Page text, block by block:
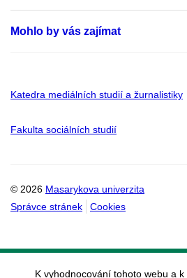
Mohlo by vás zajímat
Katedra mediálních studií a žurnalistiky
Fakulta sociálních studií
© 2026 Masarykova univerzita
Správce stránek
Cookies
K vyhodnocování tohoto webu a